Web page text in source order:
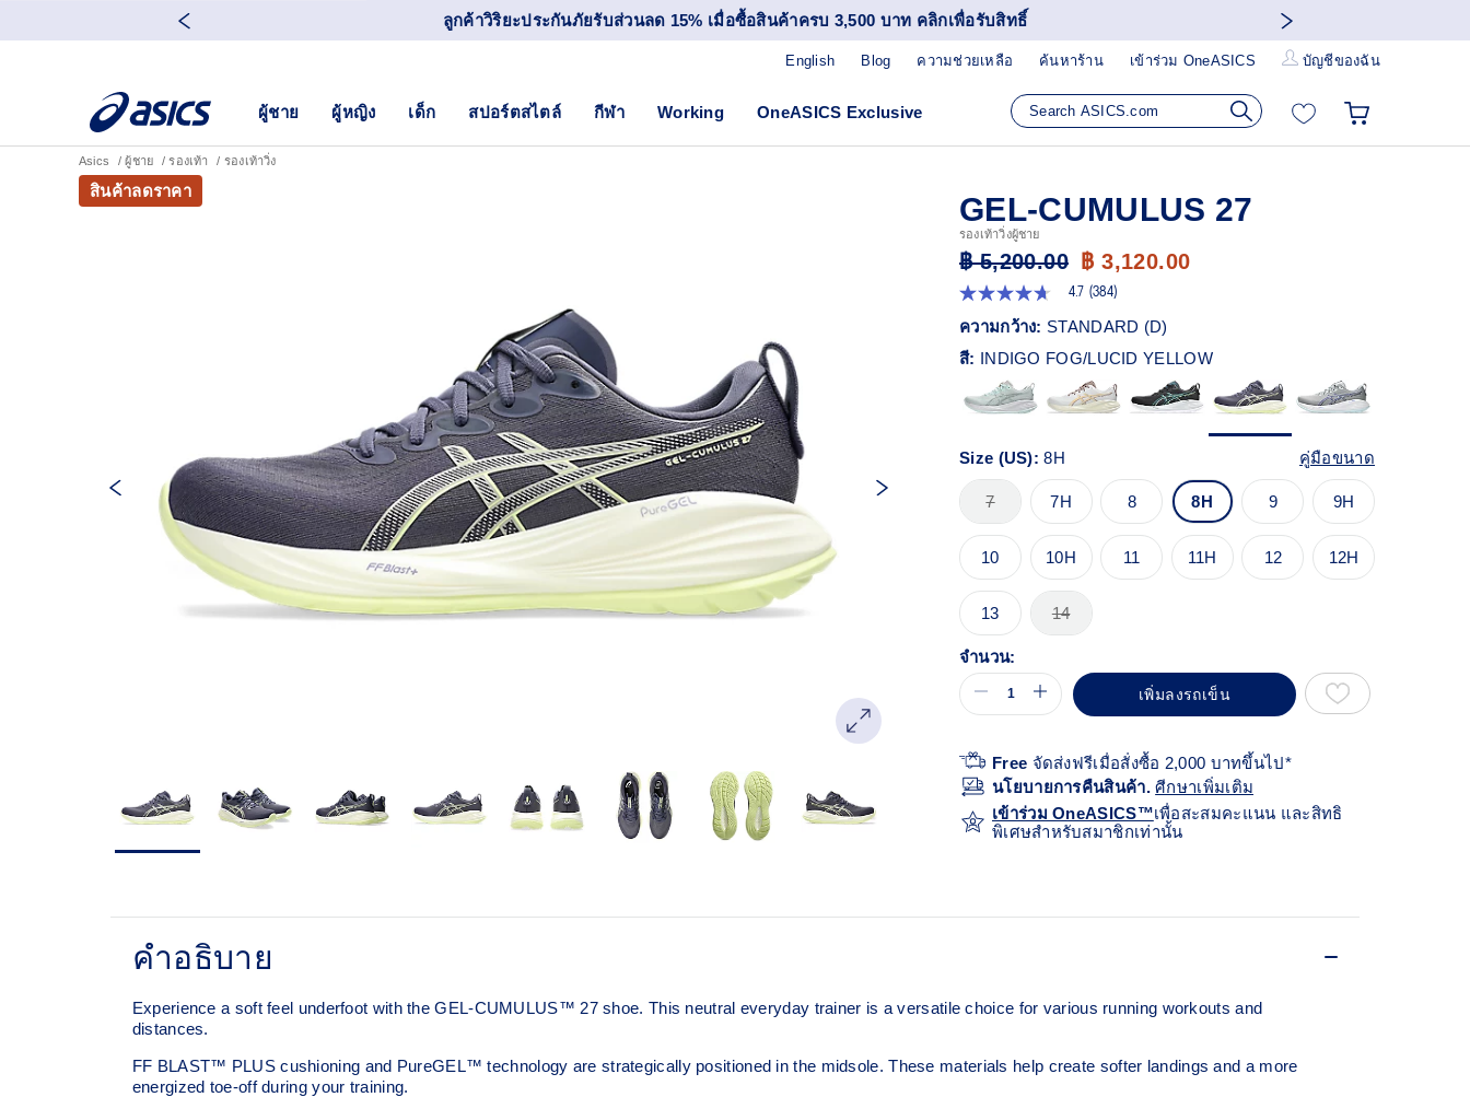
ลูกค้าวิริยะประกันภัยรับส่วนลด 15% เมื่อซื้อสินค้าครบ 3,500 บาท คลิกเพื่อรับสิทธิ์
Blog ความช่วยเหลือ ค้นหาร้าน เข้าร่วม OneASICS บัญชีของฉัน
English
ผู้ชาย ผู้หญิง เด็ก สปอร์ตสไตล์ กีฬา Working OneASICS Exclusive
Asics ผู้ชาย รองเท้า รองเท้าวิ่ง
สินค้าลดราคา
GEL-CUMULUS 27
รองเท้าวิ่งผู้ชาย
฿ 5,200.00 ฿ 3,120.00
4.7
จาก
5
ดาว
ค่า
คะแนน
เฉลี่ย
Reviews.
ลิงก์
หน้า
เดียวกัน
4.7 (384)
ความกว้าง: STANDARD (D)
สี: INDIGO FOG/LUCID YELLOW
Size (US):8H คู่มือขนาด
7 7H 8 8H 9 9H
10 10H 11 11H 12 12H
13 14
จำนวน:
เพิ่มลงรถเข็น
Free จัดส่งฟรีเมื่อสั่งซื้อ 2,000 บาทขึ้นไป*
นโยบายการคืนสินค้า.ศีกษาเพิ่มเติม
เข้าร่วม OneASICS™เพื่อสะสมคะแนน และสิทธิ
พิเศษสำหรับสมาชิกเท่านั้น
คำอธิบาย
Experience a soft feel underfoot with the GEL-CUMULUS™ 27 shoe. This neutral everyday trainer is a versatile choice for various running workouts and
distances.
FF BLAST™ PLUS cushioning and PureGEL™ technology are strategically positioned in the midsole. These materials help create softer landings and a more
energized toe-off during your training.​